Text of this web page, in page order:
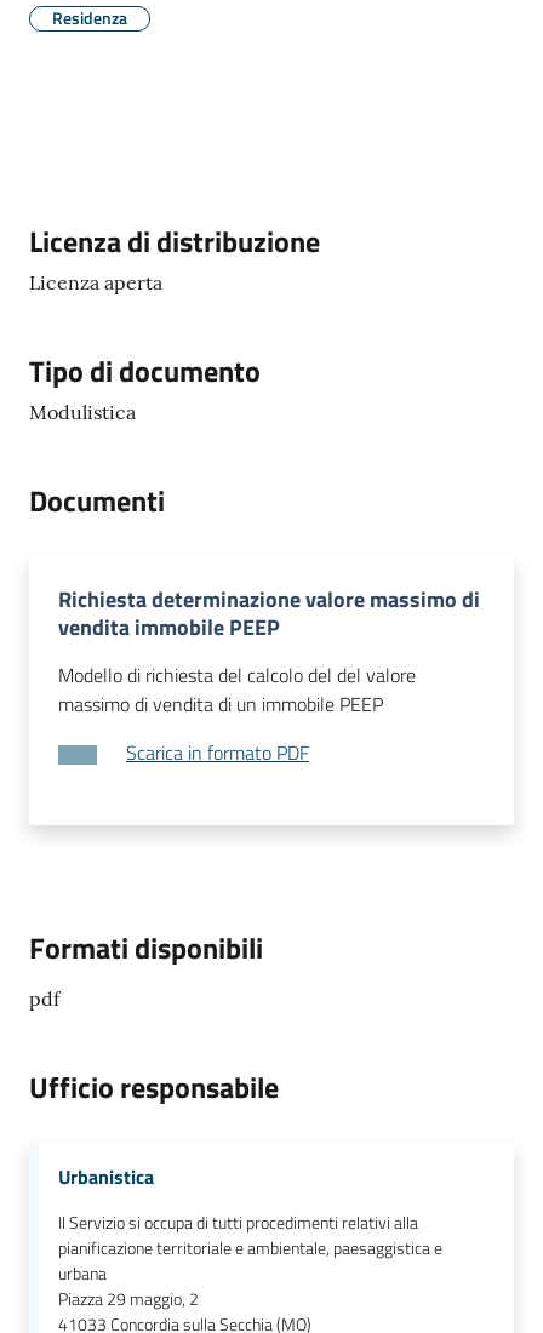
su
Residenza
Descrizione
Licenza di distribuzione
Licenza aperta
Tipo di documento
Modulistica
Documenti
Richiesta determinazione valore massimo di
vendita immobile PEEP
Modello di richiesta del calcolo del del valore
massimo di vendita di un immobile PEEP
Scarica in formato PDF
Formati disponibili
pdf
Ufficio responsabile
Urbanistica
Il Servizio si occupa di tutti procedimenti relativi alla
pianificazione territoriale e ambientale, paesaggistica e
urbana
Piazza 29 maggio, 2
41033Concordia sulla Secchia (MO)